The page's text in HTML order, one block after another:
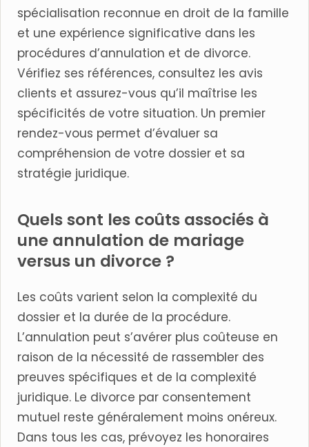
spécialisation reconnue en droit de la famille
et une expérience significative dans les
procédures d’annulation et de divorce.
Vérifiez ses références, consultez les avis
clients et assurez-vous qu’il maîtrise les
spécificités de votre situation. Un premier
rendez-vous permet d’évaluer sa
compréhension de votre dossier et sa
stratégie juridique.
Quels sont les coûts associés à
une annulation de mariage
versus un divorce ?
Les coûts varient selon la complexité du
dossier et la durée de la procédure.
L’annulation peut s’avérer plus coûteuse en
raison de la nécessité de rassembler des
preuves spécifiques et de la complexité
juridique. Le divorce par consentement
mutuel reste généralement moins onéreux.
Dans tous les cas, prévoyez les honoraires